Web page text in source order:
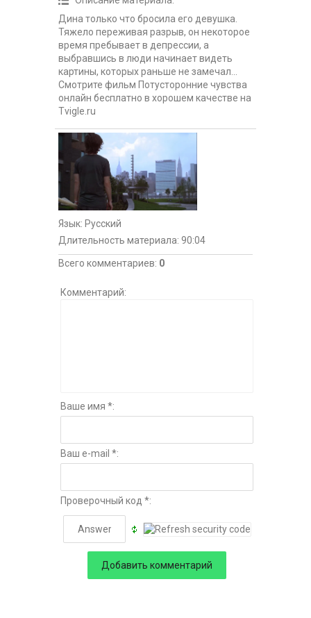
Дина только что бросила его девушка.
Тяжело переживая разрыв, он некоторое
время пребывает в депрессии, а
выбравшись в люди начинает видеть
картины, которых раньше не замечал...
Смотрите фильм Потусторонние чувства
онлайн бесплатно в хорошем качестве на
Tvigle.ru
Язык: Русский
Длительность материала: 90:04
Всего комментариев: 0
Комментарий:
Ваше имя *:
Ваш e-mail *:
Проверочный код *: